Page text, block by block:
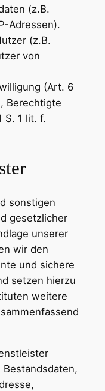
(z.B.
Adressen).
(z.B.
von
(Art. 6
Berechtigte
S. 1 lit. f.
sonstigen
gesetzlicher
unserer
wir den
und sichere
setzen hierzu
weitere